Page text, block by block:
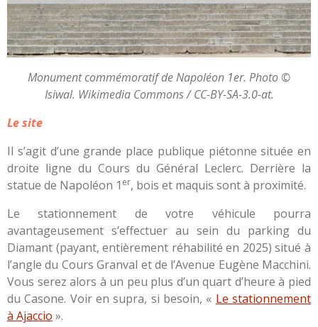
Monument commémoratif de Napoléon 1er. Photo ©
Isiwal. Wikimedia Commons / CC-BY-SA-3.0-at.
Le site
Il s’agit d’une grande place publique piétonne située en
droite ligne du Cours du Général Leclerc. Derrière la
statue de Napoléon 1 er, bois et maquis sont à proximité.
Le stationnement de votre véhicule pourra
avantageusement s’effectuer au sein du parking du
Diamant (payant, entièrement réhabilité en 2025) situé à
l’angle du Cours Granval et de l’Avenue Eugène Macchini.
Vous serez alors à un peu plus d’un quart d’heure à pied
du Casone. Voir en supra, si besoin, « Le stationnement
à Ajaccio ».